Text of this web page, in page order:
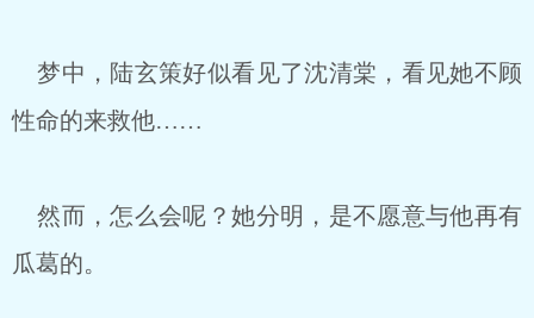
梦中，陆玄策好似看见了沈清棠，看见她不顾
性命的来救他……
然而，怎么会呢？她分明，是不愿意与他再有
瓜葛的。